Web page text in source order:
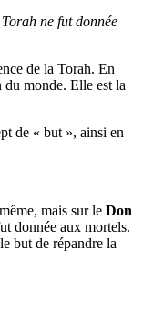
ne fut donnée
de la Torah. En
du monde. Elle est la
de « but », ainsi en
mais sur le Don
donnée aux mortels.
but de répandre la